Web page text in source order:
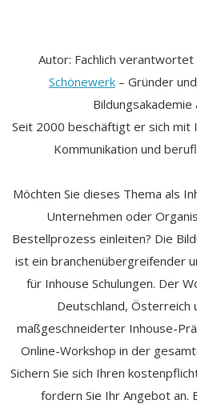
Autor: Fachlich
Schönewerk – Gründer
Bildungsakademie
Seit 2000 beschäftigt er sich mit
Kommunikation und
Möchten Sie dieses Thema als
Unternehmen oder
Bestellprozess einleiten? Die
ist ein branchenübergreifender
für Inhouse Schulungen. Der
Deutschland, Österreich
maßgeschneiderter Inhouse-
Online-Workshop in der
Sichern Sie sich Ihren
fordern Sie Ihr Angebot an.